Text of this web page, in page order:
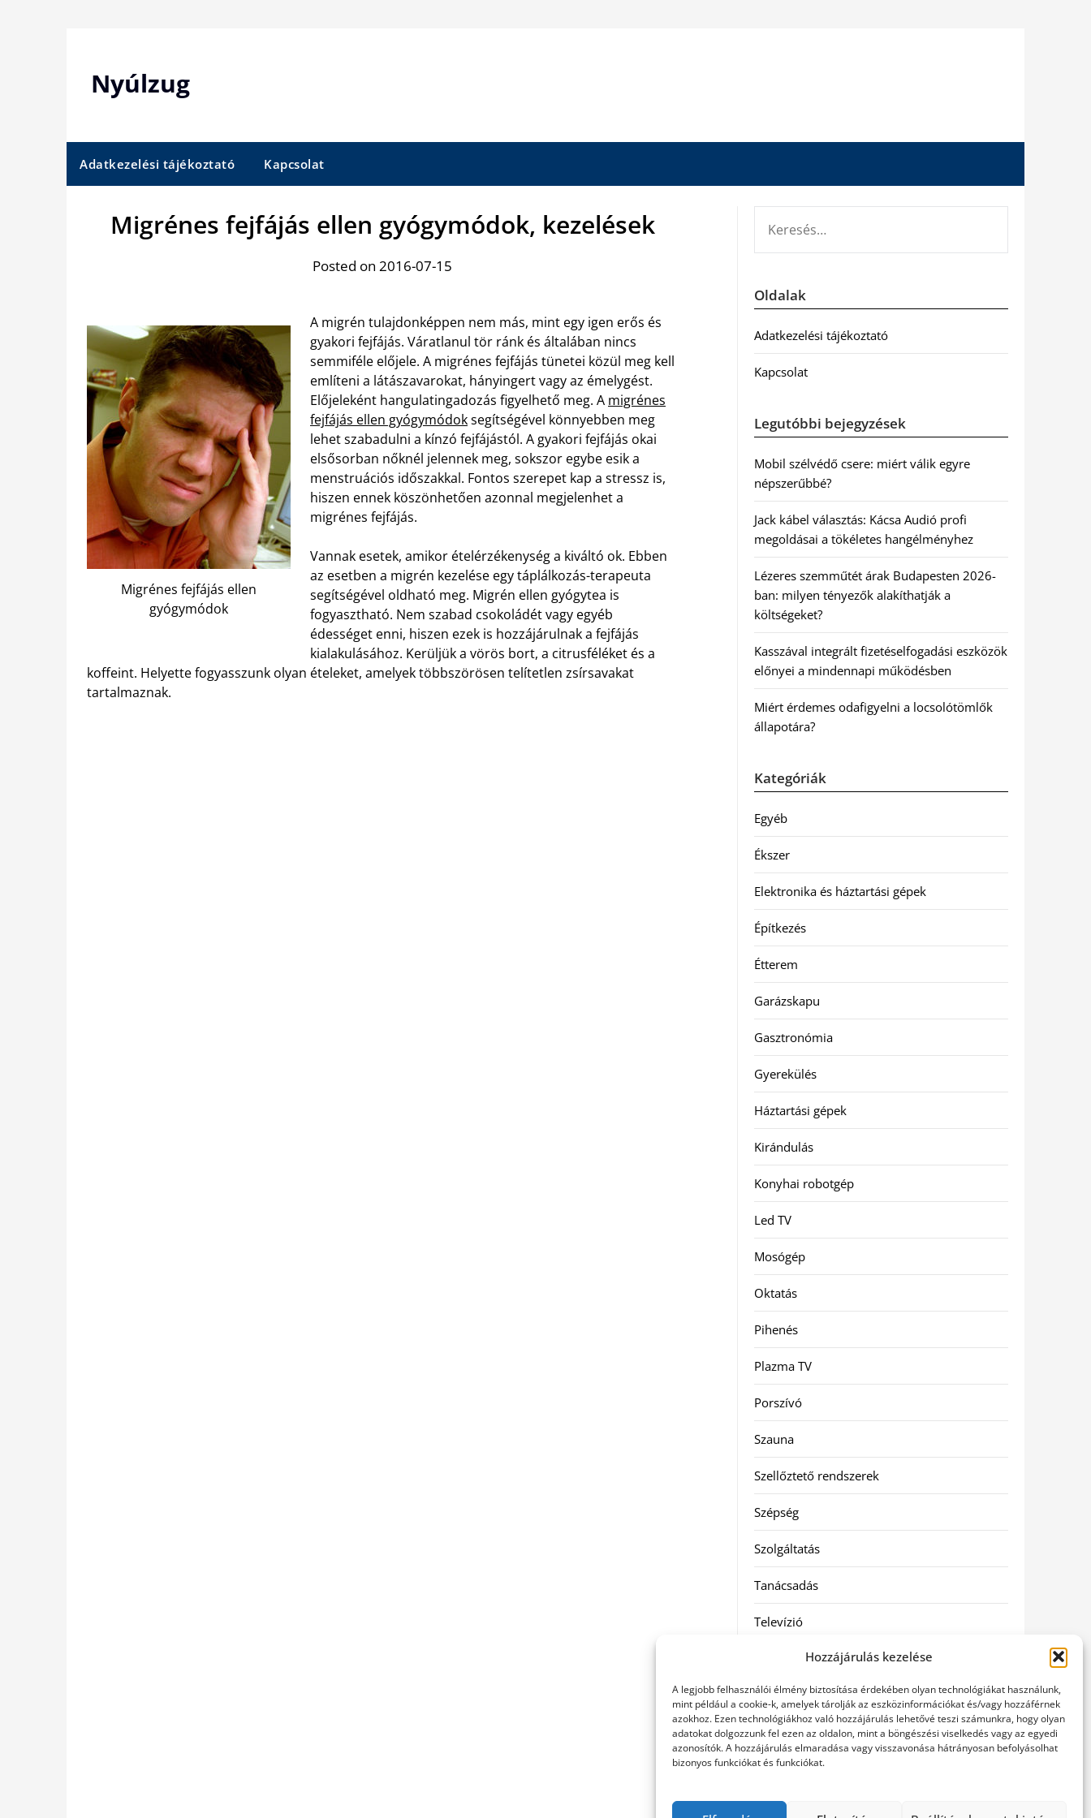
Hozzájárulás kezelése
A legjobb felhasználói élmény biztosítása érdekében olyan technológiákat használunk,
mint például a cookie-k, amelyek tárolják az eszközinformációkat és/vagy hozzáférnek
azokhoz. Ezen technológiákhoz való hozzájárulás lehetővé teszi számunkra, hogy olyan
adatokat dolgozzunk fel ezen az oldalon, mint a böngészési viselkedés vagy az egyedi
azonosítók. A hozzájárulás elmaradása vagy visszavonása hátrányosan befolyásolhat
bizonyos funkciókat és funkciókat.
Nyúlzug
Adatkezelési tájékoztató Kapcsolat
Migrénes fejfájás ellen gyógymódok, kezelések
Posted on 2016-07-15
Migrénes fejfájás ellen
gyógymódok
A migrén tulajdonképpen nem más, mint egy igen erős és
gyakori fejfájás. Váratlanul tör ránk és általában nincs
semmiféle előjele. A migrénes fejfájás tünetei közül meg kell
említeni a látászavarokat, hányingert vagy az émelygést.
Előjeleként hangulatingadozás figyelhető meg. A migrénes
fejfájás ellen gyógymódoksegítségével könnyebben meg
lehet szabadulni a kínzó fejfájástól. A gyakori fejfájás okai
elsősorban nőknél jelennek meg, sokszor egybe esik a
menstruációs időszakkal. Fontos szerepet kap a stressz is,
hiszen ennek köszönhetően azonnal megjelenhet a
migrénes fejfájás.
Vannak esetek, amikor ételérzékenység a kiváltó ok. Ebben
az esetben a migrén kezelése egy táplálkozás-terapeuta
segítségével oldható meg. Migrén ellen gyógytea is
fogyasztható. Nem szabad csokoládét vagy egyéb
édességet enni, hiszen ezek is hozzájárulnak a fejfájás
kialakulásához. Kerüljük a vörös bort, a citrusféléket és a
koffeint. Helyette fogyasszunk olyan ételeket, amelyek többszörösen telítetlen zsírsavakat
tartalmaznak.
Oldalak
Adatkezelési tájékoztató
Kapcsolat
Legutóbbi bejegyzések
Mobil szélvédő csere: miért válik egyre
népszerűbbé?
Jack kábel választás: Kácsa Audió profi
megoldásai a tökéletes hangélményhez
Lézeres szemműtét árak Budapesten 2026-
ban: milyen tényezők alakíthatják a
költségeket?
Kasszával integrált fizetéselfogadási eszközök
előnyei a mindennapi működésben
Miért érdemes odafigyelni a locsolótömlők
állapotára?
Kategóriák
Egyéb
Ékszer
Elektronika és háztartási gépek
Építkezés
Étterem
Garázskapu
Gasztronómia
Gyerekülés
Háztartási gépek
Kirándulás
Konyhai robotgép
Led TV
Mosógép
Oktatás
Pihenés
Plazma TV
Porszívó
Szauna
Szellőztető rendszerek
Szépség
Szolgáltatás
Tanácsadás
Televízió
Webshop
Címkék